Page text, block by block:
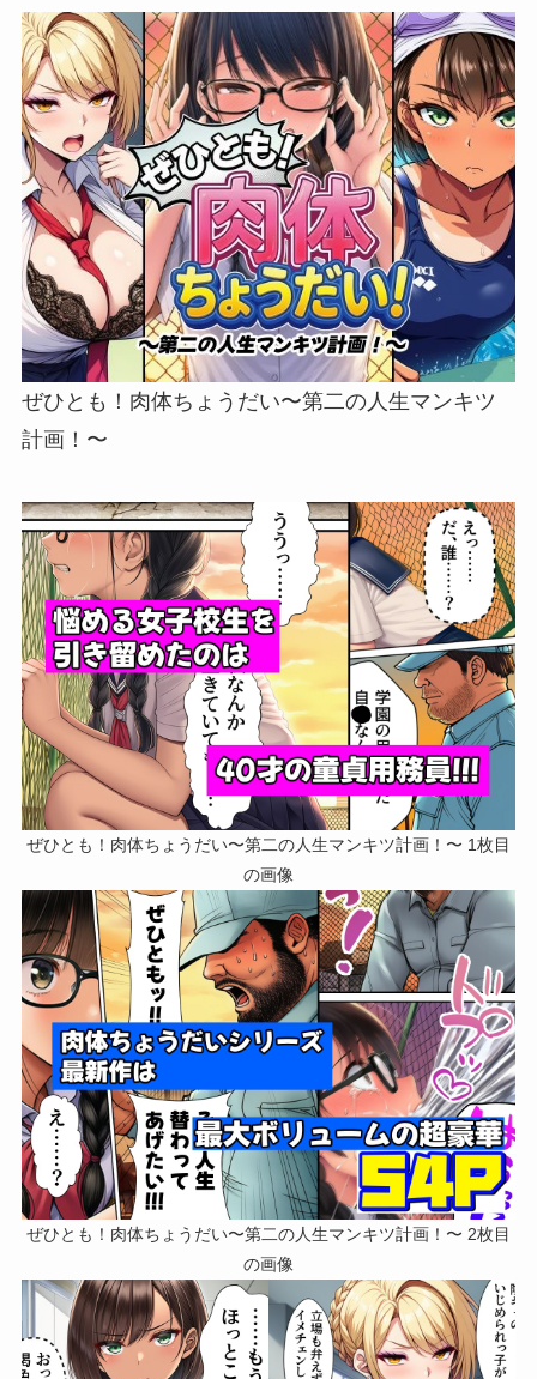
ぜひとも！肉体ちょうだい〜第二の人生マンキツ
計画！〜
ぜひとも！肉体ちょうだい〜第二の人生マンキツ計画！〜 1枚目
の画像
ぜひとも！肉体ちょうだい〜第二の人生マンキツ計画！〜 2枚目
の画像